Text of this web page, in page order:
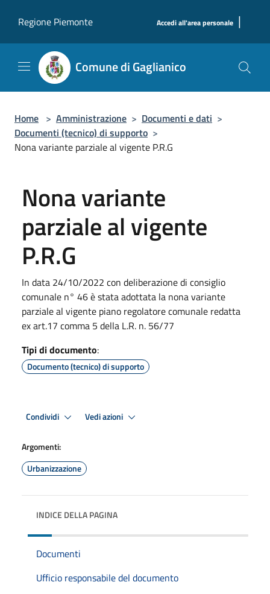
Regione Piemonte
Accedi all'area personale |
Comune di Gaglianico
Home > Amministrazione > Documenti e dati >
Documenti (tecnico) di supporto >
Nona variante parziale al vigente P.R.G
Nona variante
parziale al vigente
P.R.G
In data 24/10/2022 con deliberazione di consiglio
comunale n° 46 è stata adottata la nona variante
parziale al vigente piano regolatore comunale redatta
ex art.17 comma 5 della L.R. n. 56/77
Tipi di documento:
Documento (tecnico) di supporto
Condividi Vedi azioni
Argomenti:
Urbanizzazione
INDICE DELLA PAGINA
Documenti
Ufficio responsabile del documento